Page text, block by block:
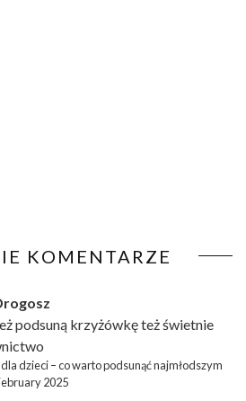
KOMENTARZE
podsuną krzyżówkęteż świetnie
dzieci – co warto podsunąć najmłodszym
2025